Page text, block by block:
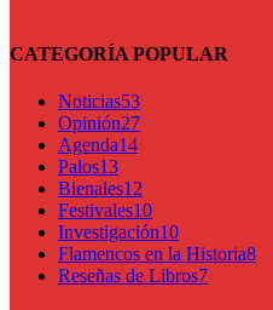
CATEGORÍA POPULAR
Noticias53
Opinión27
Agenda14
Palos13
Bienales12
Festivales10
Investigación10
Flamencos en la Historia8
Reseñas de Libros7